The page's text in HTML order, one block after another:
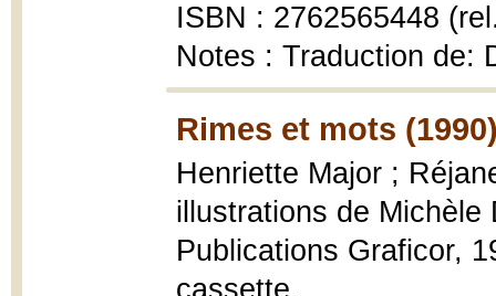
ISBN : 2762565448
Notes : Traduction de:
Rimes et mots
Henriette Major ;
illustrations de
Publications Graficor,
cassette.